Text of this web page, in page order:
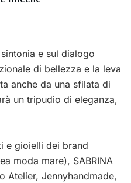
e sul dialogo
di bellezza e la leva
anche da una sfilata di
un tripudio di eleganza,
e gioielli dei brand
moda mare), SABRINA
Atelier, Jennyhandmade,